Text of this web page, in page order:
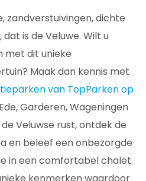
zandverstuivingen, dichte
is de Veluwe. Wilt u
met dit unieke
Maak dan kennis met
van TopParken op
Garderen, Wageningen
Veluwse rust, ontdek de
en beleef een onbezorgde
in een comfortabel chalet.